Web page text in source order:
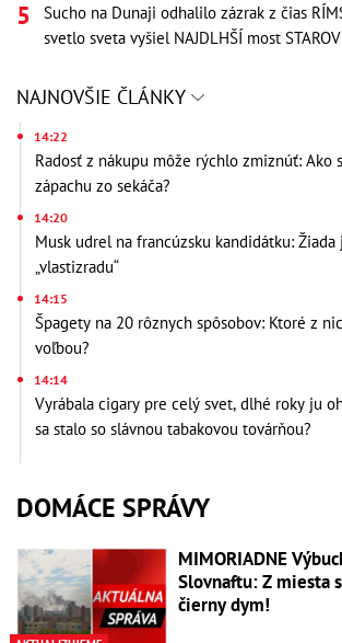
Sucho na Dunaji odhalilo zázrak z čias
svetlo sveta vyšiel NAJDLHŠÍ most
NAJNOVŠIE ČLÁNKY
14:22
Radosť z nákupu môže rýchlo zmiznúť: Ako
zápachu zo sekáča?
14:20
Musk udrel na francúzsku kandidátku:
„vlastizradu“
14:15
Špagety na 20 rôznych spôsobov: Ktoré z
voľbou?
14:14
Vyrábala cigary pre celý svet, dlhé roky ju
sa stalo so slávnou tabakovou továrňou?
DOMÁCE SPRÁVY
MIMORIADNE
Slovnaftu: Z miesta
čierny dym!